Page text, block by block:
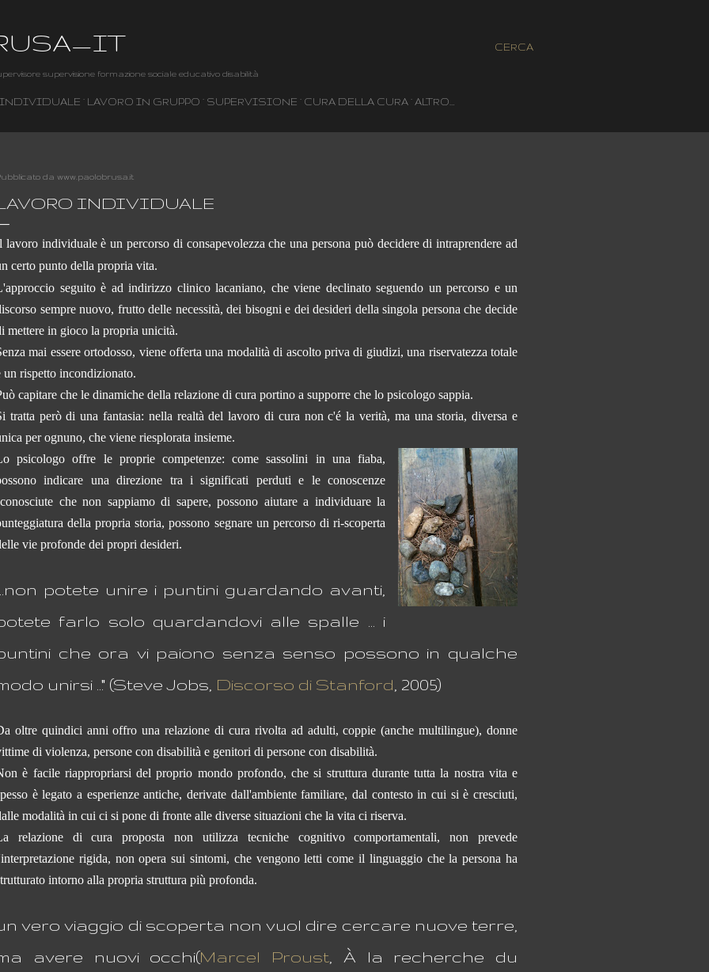
CERCA
supervisione formazione sociale educativo disabilità
INDIVIDUALE LAVORO IN GRUPPO SUPERVISIONE CURA DELLA CURA ALTRO…
da www.paolobrusa.it
INDIVIDUALE
lavoro individuale è un percorso di consapevolezza che una persona può decidere di intraprendere ad
certo punto della propria vita.
seguito è ad indirizzo clinico lacaniano, che viene declinato seguendo un percorso e un
sempre nuovo, frutto delle necessità, dei bisogni e dei desideri della singola persona che decide
mettere in gioco la propria unicità.
mai essere ortodosso, viene offerta una modalità di ascolto priva di giudizi, una riservatezza totale
un rispetto incondizionato.
capitare che le dinamiche della relazione di cura portino a supporre che lo psicologo sappia.
tratta però di una fantasia: nella realtà del lavoro di cura non c'é la verità, ma una storia, diversa e
per ognuno, che viene riesplorata insieme.
psicologo offre le proprie competenze: come sassolini in una fiaba,
indicare una direzione tra i significati perduti e le conoscenze
che non sappiamo di sapere, possono aiutare a individuare la
della propria storia, possono segnare un percorso di ri-scoperta
vie profonde dei propri desideri.
potete unire i puntini guardando avanti,
farlo solo quardandovi alle spalle ... i
che ora vi paiono senza senso possono in qualche
unirsi ..." (Steve Jobs, Discorso di Stanford , 2005)
oltre quindici anni offro una relazione di cura rivolta ad adulti, coppie (anche multilingue), donne
di violenza, persone con disabilità e genitori di persone con disabilità.
è facile riappropriarsi del proprio mondo profondo, che si struttura durante tutta la nostra vita e
è legato a esperienze antiche, derivate dall'ambiente familiare, dal contesto in cui si è cresciuti,
modalità in cui ci si pone di fronte alle diverse situazioni che la vita ci riserva.
relazione di cura proposta non utilizza tecniche cognitivo comportamentali, non prevede
rigida, non opera sui sintomi, che vengono letti come il linguaggio che la persona ha
intorno alla propria struttura più profonda.
vero viaggio di scoperta non vuol dire cercare nuove terre,
avere nuovi occhi(Marcel Proust , À la recherche du